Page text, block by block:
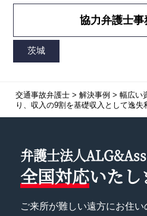
協力弁護士事
交通事故弁護士> 解決事例 > 幅広い
り、収入の9割を基礎収入として逸失
弁護士法人
全国対応いたし
ご来所が難しい遠方にお住